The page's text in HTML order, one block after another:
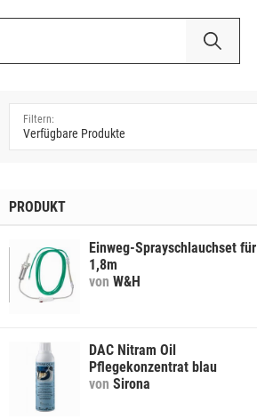
PRODUKT
Einweg-Sprayschlauchset für
1,8m
von W&H
DAC Nitram Oil
Pflegekonzentrat blau
von Sirona